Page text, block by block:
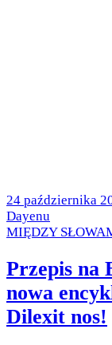
Posted
on
24 października
by
Dayenu
Posted
MIĘDZY
Przepis na
nowa
Dilexit nos!